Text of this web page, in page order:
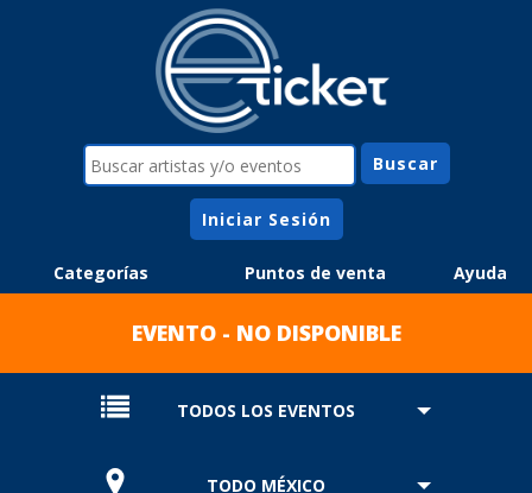
Iniciar Sesión
Categorías Puntos de venta Ayuda
EVENTO - NO DISPONIBLE
TODOS LOS EVENTOS
TODO MÉXICO